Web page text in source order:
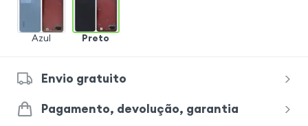
Azul Preto
Envio gratuito
Pagamento, devolução, garantia